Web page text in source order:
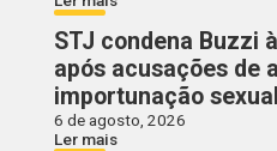
STJ condena Buzzi
após acusações de
importunação sexual
6 de agosto, 2026
Ler mais